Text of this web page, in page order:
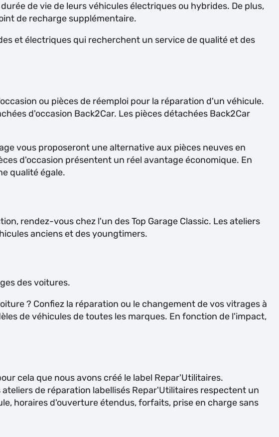
de vie de leurs véhicules électriques ou hybrides. De plus,
de recharge supplémentaire.
et électriques qui recherchent un service de qualité et des
ou pièces de réemploi pour la réparation d'un véhicule.
d'occasion Back2Car. Les pièces détachées Back2Car
vous proposeront une alternative aux pièces neuves en
d'occasion présentent un réel avantage économique. En
qualité égale.
rendez-vous chez l'un des Top Garage Classic. Les ateliers
anciens et des youngtimers.
des voitures.
? Confiez la réparation ou le changement de vos vitrages à
de véhicules de toutes les marques. En fonction de l'impact,
cela que nous avons créé le label Repar'Utilitaires.
de réparation labellisés Repar'Utilitaires respectent un
horaires d'ouverture étendus, forfaits, prise en charge sans